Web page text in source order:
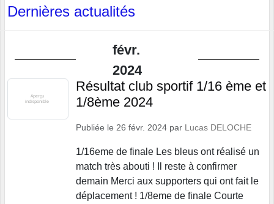
Dernières actualités
févr.
2024
Résultat club sportif 1/16 ème et
1/8ème 2024
Publiée le 26 févr. 2024 par Lucas DELOCHE
1/16eme de finale Les bleus ont réalisé un
match très abouti ! Il reste à confirmer
demain Merci aux supporters qui ont fait le
déplacement ! 1/8eme de finale Courte